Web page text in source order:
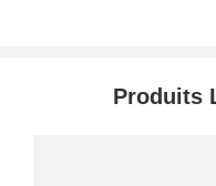
Produits